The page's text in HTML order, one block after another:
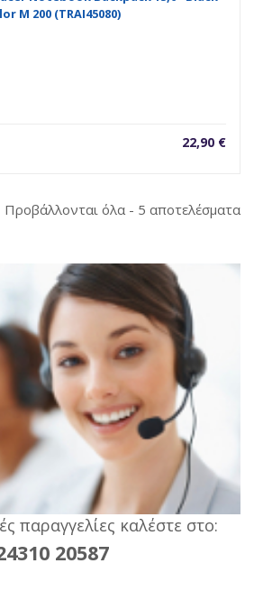
M 200 (TRAI45080)
22,90 €
Προβάλλονται όλα - 5 αποτελέσματα
παραγγελίες καλέστε στο:
20587